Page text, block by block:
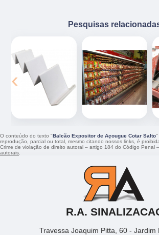
Pesquisas
‹
O conteúdo do texto "Balcão Expositor de Açougue Cotar Salto"
reprodução, parcial ou total, mesmo citando nossos links, é
Crime de violação de direito autoral – artigo 184 do Código Penal –
autorais
R.A.
Travessa Joaquim Pitta, 60 - Jardim